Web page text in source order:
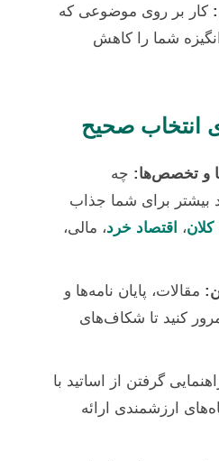
بر روی موضوعی که
شما را کاهش
انتخاب صحیح
تخصص‌ها:چه
برای شما جذاب
،اقتصاد خرد، مالی،
پایان نامه‌ها و
کنید تا شکاف‌های
گرفتن از اساتید با
ارزشمندی ارائه